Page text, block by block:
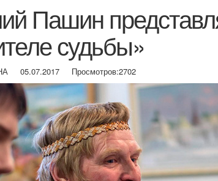
Пашин
судьбы»
05.07.2017 Просмотров:2702